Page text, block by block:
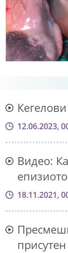
12.06.2023,
Видео:
18.11.2021,